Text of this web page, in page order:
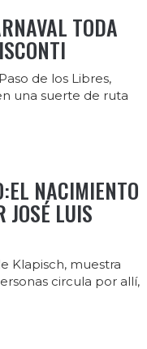
TODA
de los Libres,
una suerte de ruta
NACIMIENTO
LUIS
Klapisch, muestra
circula por allí,